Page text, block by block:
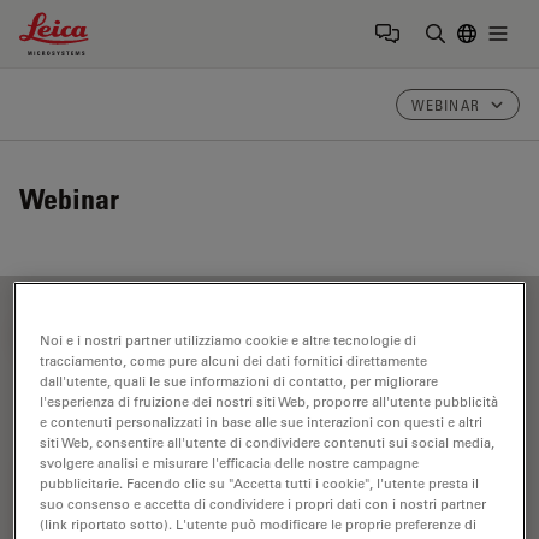
Leica Microsystems Logo
WEBINAR
Webinar
FILTER ARTICLES
FRET
Noi e i nostri partner utilizziamo cookie e altre tecnologie di
tracciamento, come pure alcuni dei dati fornitici direttamente
dall'utente, quali le sue informazioni di contatto, per migliorare
l'esperienza di fruizione dei nostri siti Web, proporre all'utente pubblicità
e contenuti personalizzati in base alle sue interazioni con questi e altri
siti Web, consentire all'utente di condividere contenuti sui social media,
svolgere analisi e misurare l'efficacia delle nostre campagne
pubblicitarie. Facendo clic su "Accetta tutti i cookie", l'utente presta il
suo consenso e accetta di condividere i propri dati con i nostri partner
(link riportato sotto). L'utente può modificare le proprie preferenze di